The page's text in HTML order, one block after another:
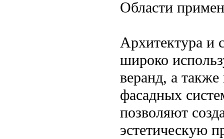
Области
Архитектура и
широко
веранд, а
фасадных
позволяют
эстетическую